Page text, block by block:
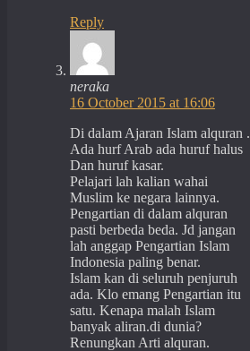
Reply
neraka
16 October 2015 at 16:06
Di dalam Ajaran Islam alquran .
Ada hurf Arab ada huruf halus
Dan huruf kasar.
Pelajari lah kalian wahai
Muslim ke negara lainnya.
Pengartian di dalam alquran
pasti berbeda beda. Jd jangan
lah anggap Pengartian Islam
Indonesia paling benar.
Islam kan di seluruh penjuruh
ada. Klo emang Pengartian itu
satu. Kenapa malah Islam
banyak aliran.di dunia?
Renungkan Arti alquran.